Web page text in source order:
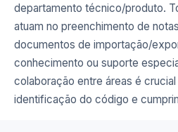
departamento técnico/produto.
atuam no preenchimento de
documentos de importação/
conhecimento ou suporte
colaboração entre áreas é
identificação do código e